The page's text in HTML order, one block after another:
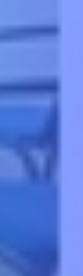
TI
Gradska
Pavlinović“
Imotske